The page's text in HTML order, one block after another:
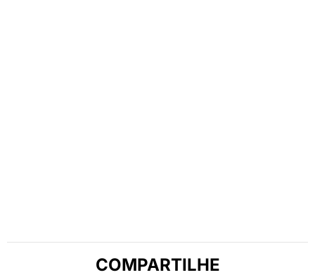
COMPARTILHE